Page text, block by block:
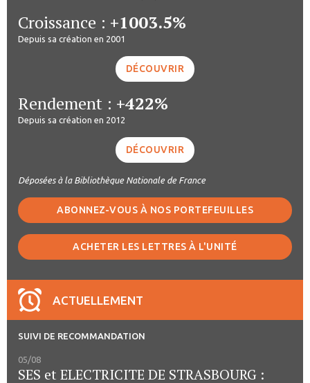
Croissance : +1003.5%
Depuis sa création en 2001
DÉCOUVRIR
Rendement : +422%
Depuis sa création en 2012
DÉCOUVRIR
Déposées à la Bibliothèque Nationale de France
ABONNEZ-VOUS À NOS PORTEFEUILLES
ACHETER LES LETTRES À L'UNITÉ
ACTUELLEMENT
SUIVI DE RECOMMANDATION
05/08
SES et ELECTRICITE DE STRASBOURG :